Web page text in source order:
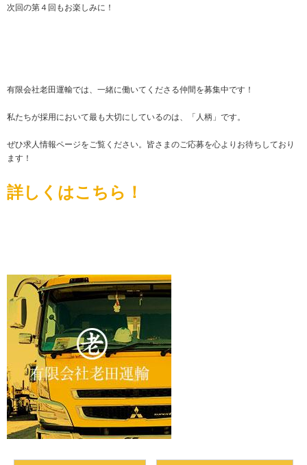
次回の第４回もお楽しみに！
有限会社老田運輸では、一緒に働いてくださる仲間を募集中です！
私たちが採用において最も大切にしているのは、「人柄」です。
ぜひ求人情報ページをご覧ください。皆さまのご応募を心よりお待ちしており
ます！
詳しくはこちら！